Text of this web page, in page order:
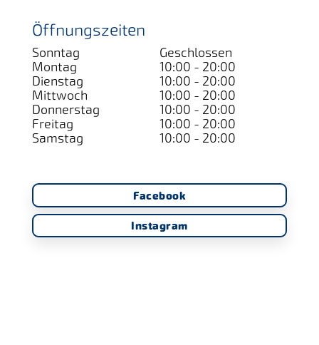
Öffnungszeiten
Sonntag
Geschlossen
Montag
10:00 - 20:00
Dienstag
10:00 - 20:00
Mittwoch
10:00 - 20:00
Donnerstag
10:00 - 20:00
Freitag
10:00 - 20:00
Samstag
10:00 - 20:00
Facebook
Instagram